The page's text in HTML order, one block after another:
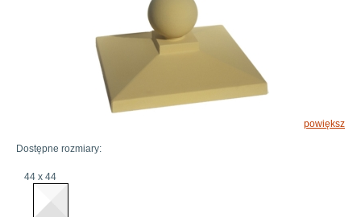
powiększ
Dostępne rozmiary:
44 x 44